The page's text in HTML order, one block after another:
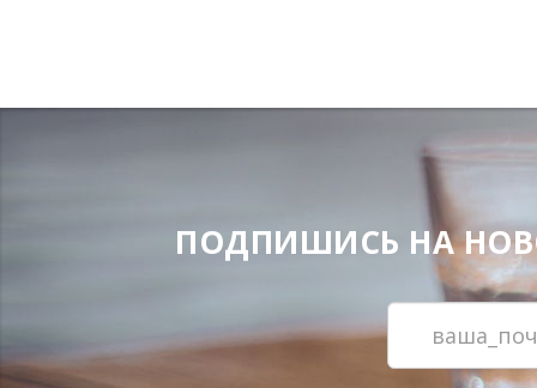
ПОДПИШИСЬ НА